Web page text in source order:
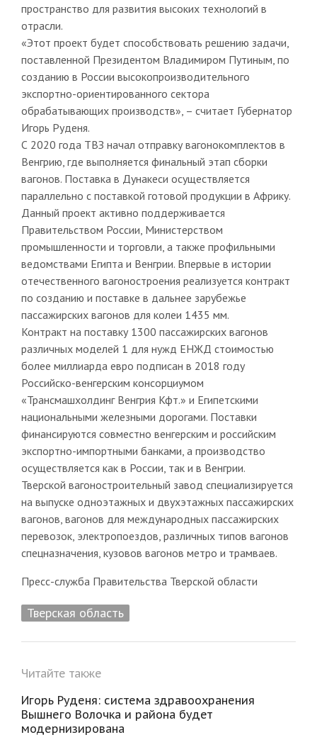
пространство для развития высоких технологий в
отрасли.
«Этот проект будет способствовать решению задачи,
поставленной Президентом Владимиром Путиным, по
созданию в России высокопроизводительного
экспортно-ориентированного сектора
обрабатывающих производств», – считает Губернатор
Игорь Руденя.
С 2020 года ТВЗ начал отправку вагонокомплектов в
Венгрию, где выполняется финальный этап сборки
вагонов. Поставка в Дунакеси осуществляется
параллельно с поставкой готовой продукции в Африку.
Данный проект активно поддерживается
Правительством России, Министерством
промышленности и торговли, а также профильными
ведомствами Египта и Венгрии. Впервые в истории
отечественного вагоностроения реализуется контракт
по созданию и поставке в дальнее зарубежье
пассажирских вагонов для колеи 1435 мм.
Контракт на поставку 1300 пассажирских вагонов
различных моделей 1 для нужд ЕНЖД стоимостью
более миллиарда евро подписан в 2018 году
Российско-венгерским консорциумом
«Трансмашхолдинг Венгрия Кфт.» и Египетскими
национальными железными дорогами. Поставки
финансируются совместно венгерским и российским
экспортно-импортными банками, а производство
осуществляется как в России, так и в Венгрии.
Тверской вагоностроительный завод специализируется
на выпуске одноэтажных и двухэтажных пассажирских
вагонов, вагонов для международных пассажирских
перевозок, электропоездов, различных типов вагонов
спецназначения, кузовов вагонов метро и трамваев.
Пресс-служба Правительства Тверской области
Тверская область
Читайте также
Игорь Руденя: система здравоохранения
Вышнего Волочка и района будет
модернизирована